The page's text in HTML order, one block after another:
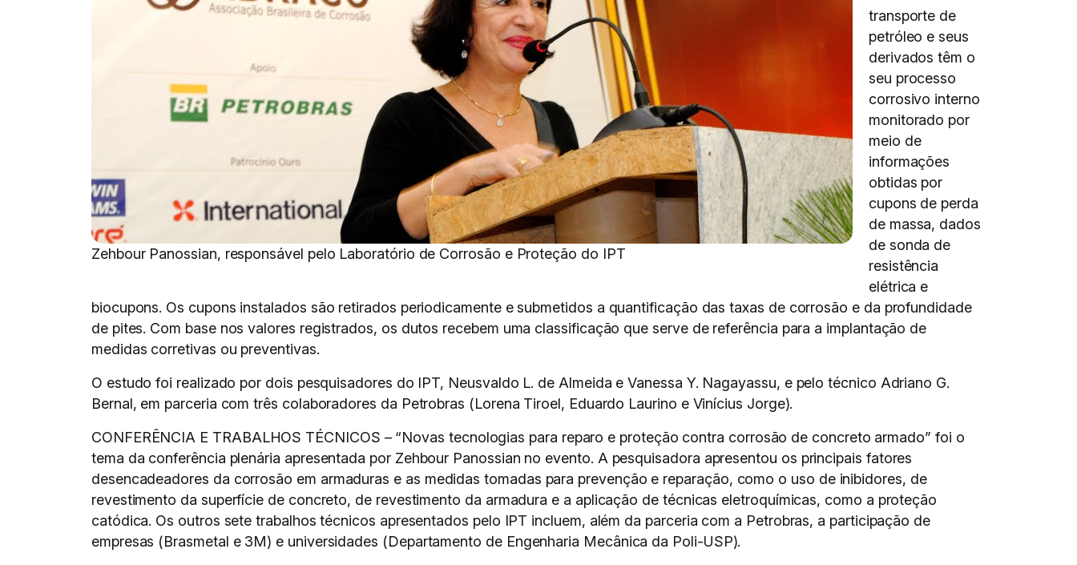
Zehbour Panossian, responsável pelo Laboratório de Corrosão e Proteção do IPT
transporte de
petróleo e seus
derivados têm o
seu processo
corrosivo interno
monitorado por
meio de
informações
obtidas por
cupons de perda
de massa, dados
de sonda de
resistência
elétrica e
biocupons. Os cupons instalados são retirados periodicamente e submetidos a quantificação das taxas de corrosão e da profundidade
de pites. Com base nos valores registrados, os dutos recebem uma classificação que serve de referência para a implantação de
medidas corretivas ou preventivas.
O estudo foi realizado por dois pesquisadores do IPT, Neusvaldo L. de Almeida e Vanessa Y. Nagayassu, e pelo técnico Adriano G.
Bernal, em parceria com três colaboradores da Petrobras (Lorena Tiroel, Eduardo Laurino e Vinícius Jorge).
CONFERÊNCIA E TRABALHOS TÉCNICOS – “Novas tecnologias para reparo e proteção contra corrosão de concreto armado” foi o
tema da conferência plenária apresentada por Zehbour Panossian no evento. A pesquisadora apresentou os principais fatores
desencadeadores da corrosão em armaduras e as medidas tomadas para prevenção e reparação, como o uso de inibidores, de
revestimento da superfície de concreto, de revestimento da armadura e a aplicação de técnicas eletroquímicas, como a proteção
catódica. Os outros sete trabalhos técnicos apresentados pelo IPT incluem, além da parceria com a Petrobras, a participação de
empresas (Brasmetal e 3M) e universidades (Departamento de Engenharia Mecânica da Poli-USP).